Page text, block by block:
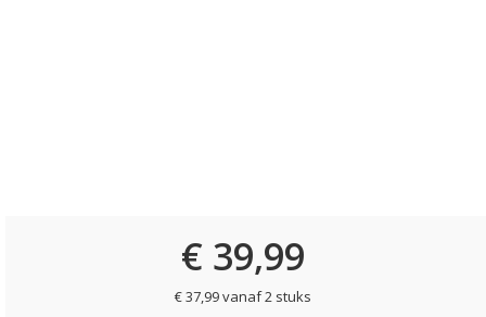
€ 39,99
€ 37,99 vanaf 2 stuks